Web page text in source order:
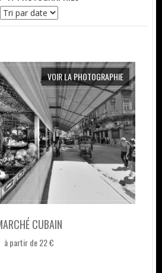
CUBAIN
à partir de 22 €
VOIR LA PHOTOGRAPHIE